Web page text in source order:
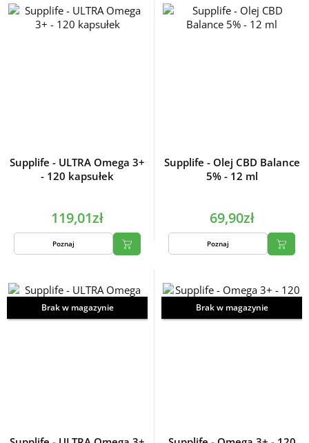
Supplife - ULTRA Omega 3+
- 120 kapsułek
119,01zł
Poznaj
Supplife - Olej CBD Balance
5% - 12 ml
69,90zł
Poznaj
Brak w magazynie Brak w magazynie